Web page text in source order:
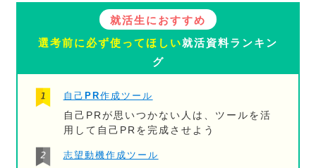
就活生におすすめ
選考前に必ず使ってほしい就活資料ランキン
グ
自己PR作成ツール
自己PRが思いつかない人は、ツールを活
用して自己PRを完成させよう
志望動機作成ツール